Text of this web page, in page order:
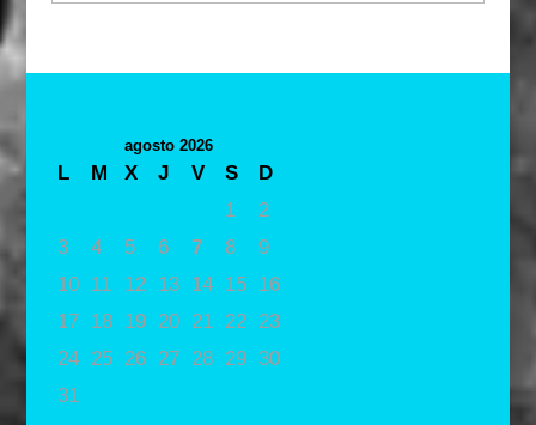
agosto 2026
L M X J V S
D
1
2
3
4 5 6 7 8
9
10
11 12 13 14 15
16
17
18 19 20 21 22
23
24
25 26 27 28 29 30
31